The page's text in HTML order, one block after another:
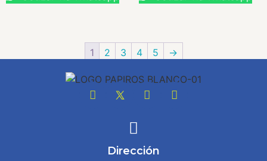
1 2 3 4 5 →
Dirección